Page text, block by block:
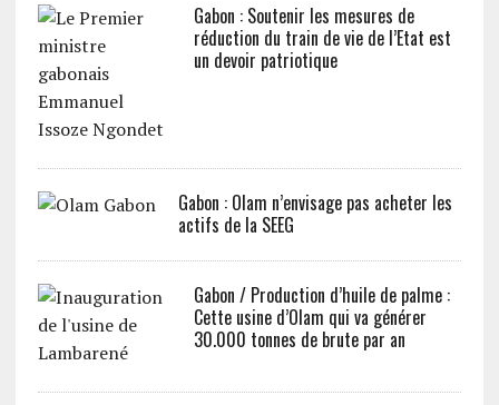
Gabon : Soutenir les mesures de
réduction du train de vie de l’Etat est
un devoir patriotique
Gabon : Olam n’envisage pas acheter les
actifs de la SEEG
Gabon / Production d’huile de palme :
Cette usine d’Olam qui va générer
30.000 tonnes de brute par an